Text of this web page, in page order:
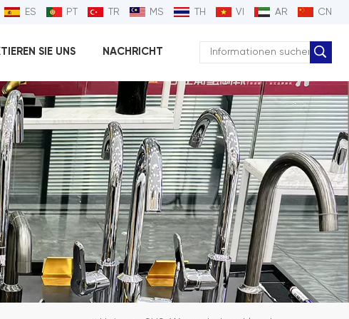
ES PT TR MS TH VI AR CN
SIE UNS NACHRICHT